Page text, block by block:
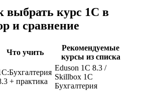
выбрать курс 1С в
и сравнение
Что учить
Рекомендуемые
курсы из списка
+ практика
Eduson 1С 8.3 /
Skillbox 1С
Бухгалтерия